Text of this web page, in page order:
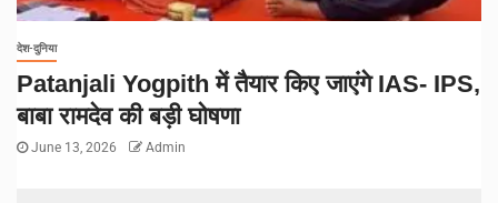
देश-दुनिया
Patanjali Yogpith में तैयार किए जाएंगे IAS- IPS,
बाबा रामदेव की बड़ी घोषणा
June 13, 2026 Admin